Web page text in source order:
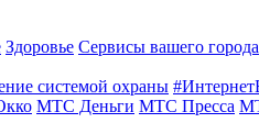
Здоровье Сервисы вашего города
системой охраны
МТС Деньги МТС Пресса